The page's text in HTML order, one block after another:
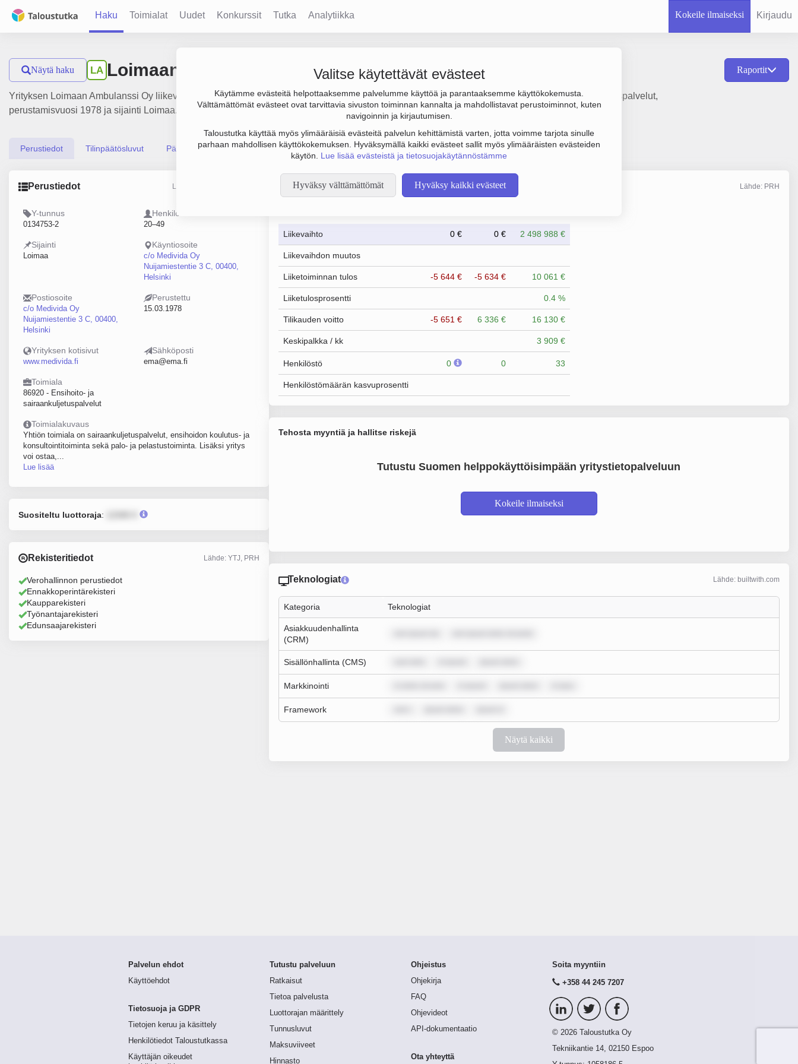
Haku Toimialat Uudet Konkurssit Tutka Analytiikka Kokeile ilmaiseksi Kirjaudu
Valitse käytettävät evästeet
Käytämme evästeitä helpottaaksemme palvelumme käyttöä ja parantaaksemme käyttökokemusta.
Välttämättömät evästeet ovat tarvittavia sivuston toiminnan kannalta ja mahdollistavat perustoiminnot, kuten
navigoinnin ja kirjautumisen.
Taloustutka käyttää myös ylimääräisiä evästeitä palvelun kehittämistä varten, jotta voimme tarjota sinulle
parhaan mahdollisen käyttökokemuksen. Hyväksymällä kaikki evästeet sallit myös ylimääräisten evästeiden
käytön. Lue lisää evästeistä ja tietosuojakäytännöstämme
Hyväksy välttämättömät Hyväksy kaikki evästeet
Näytä haku LA Loimaan Ambulanssi Oy Raportit
Yrityksen Loimaan Ambulanssi Oy liikevaihto on 2.5 milj. €, tulos 10 000 € ja henkilöstömäärä 33. Sen päätoimiala on Ensihoito- ja sairaankuljetuspalvelut,
perustamisvuosi 1978 ja sijainti Loimaa. Yrityksen yhtiömuoto Osakeyhtiö (OY).
Perustiedot Tilinpäätösluvut Päättäjätiedot
Perustiedot Lähde: YTJ, PRH, Traficom
Y-tunnus
0134753-2
Henkilöstömäärä
20–49
Sijainti
Loimaa
Käyntiosoite
c/o Medivida Oy
Nuijamiestentie 3 C, 00400,
Helsinki
Postiosoite
c/o Medivida Oy
Nuijamiestentie 3 C, 00400,
Helsinki
Perustettu
15.03.1978
Yrityksen kotisivut
www.medivida.fi
Sähköposti
ema@ema.fi
Toimiala
86920 - Ensihoito- ja
sairaankuljetuspalvelut
Toimialakuvaus
Yhtiön toimiala on sairaankuljetuspalvelut, ensihoidon koulutus- ja
konsultointitoiminta sekä palo- ja pelastustoiminta. Lisäksi yritys
voi ostaa,...
Lue lisää
Suositeltu luottoraja:
Rekisteritiedot Lähde: YTJ, PRH
Verohallinnon perustiedot
Ennakkoperintärekisteri
Kaupparekisteri
Työnantajarekisteri
Edunsaajarekisteri
Taloustiedot Lähde: PRH
Liikevaihto 0 € 0 € 2 498 988 €
Liikevaihdon muutos
Liiketoiminnan tulos -5 644 € -5 634 € 10 061 €
Liiketulosprosentti 0.4 %
Tilikauden voitto -5 651 € 6 336 € 16 130 €
Keskipalkka / kk 3 909 €
Henkilöstö 0 0 33
Henkilöstömäärän kasvuprosentti
Tehosta myyntiä ja hallitse riskejä
Tutustu Suomen helppokäyttöisimpään yritystietopalveluun
Kokeile ilmaiseksi
Teknologiat Lähde: builtwith.com
Kategoria Teknologiat
Asiakkuudenhallinta
(CRM)
Sisällönhallinta (CMS)
Markkinointi
Framework
Näytä kaikki
Palvelun ehdot
Käyttöehdot
Tietosuoja ja GDPR
Tietojen keruu ja käsittely
Henkilötiedot Taloustutkassa
Käyttäjän oikeudet
Tutustu palveluun
Ratkaisut
Tietoa palvelusta
Luottorajan määrittely
Tunnusluvut
Maksuviiveet
Hinnasto
Ohjeistus
Ohjekirja
FAQ
Ohjevideot
API-dokumentaatio
Ota yhteyttä
Soita myyntiin
+358 44 245 7207
© 2026 Taloustutka Oy
Tekniikantie 14, 02150 Espoo